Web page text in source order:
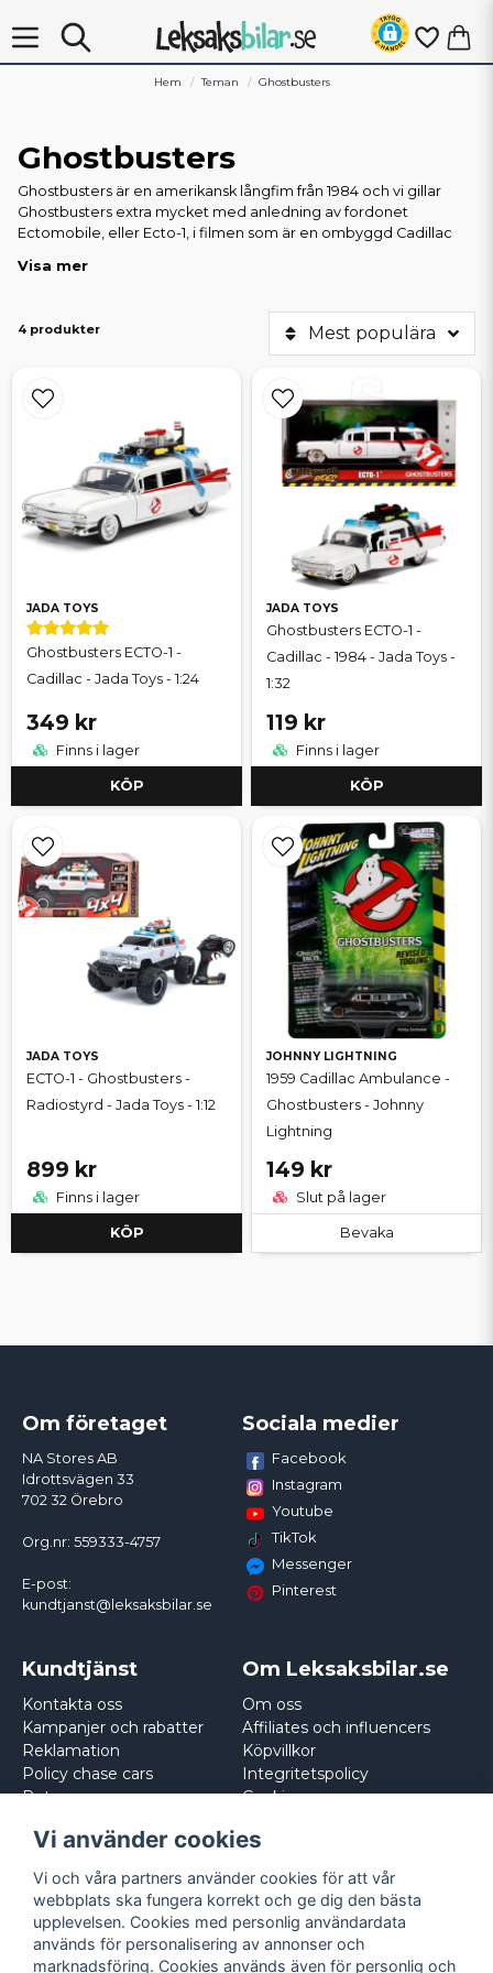
Hem Teman Ghostbusters
Ghostbusters
Ghostbusters är en amerikansk långfim från 1984 och vi gillar
Ghostbusters extra mycket med anledning av fordonet
Ectomobile, eller Ecto-1, i filmen som är en ombyggd Cadillac
Visa mer
4 produkter Mest populära
JADA TOYS
Ghostbusters ECTO-1 -
Cadillac - Jada Toys - 1:24
349 kr
Finns i lager
KÖP
JADA TOYS
Ghostbusters ECTO-1 -
Cadillac - 1984 - Jada Toys -
1:32
119 kr
Finns i lager
KÖP
JADA TOYS
ECTO-1 - Ghostbusters -
Radiostyrd - Jada Toys - 1:12
899 kr
Finns i lager
KÖP
JOHNNY LIGHTNING
1959 Cadillac Ambulance -
Ghostbusters - Johnny
Lightning
149 kr
Slut på lager
Bevaka
Om företaget
NA Stores AB
Idrottsvägen 33
702 32 Örebro
Org.nr: 559333-4757
E-post:
kundtjanst@leksaksbilar.se
Sociala medier
Facebook
Instagram
Youtube
TikTok
Messenger
Pinterest
Kundtjänst
Kontakta oss
Kampanjer och rabatter
Reklamation
Policy chase cars
Returnera
Om Leksaksbilar.se
Om oss
Affiliates och influencers
Köpvillkor
Integritetspolicy
Cookies
Vi använder cookies
Vi och våra partners använder cookies för att vår
webbplats ska fungera korrekt och ge dig den bästa
upplevelsen. Cookies med personlig användardata
används för personalisering av annonser och
marknadsföring. Cookies används även för personlig och